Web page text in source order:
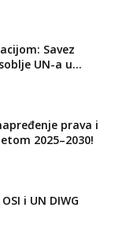
Savez
UN-a u...
prava i
2025–2030!
i UN DIWG